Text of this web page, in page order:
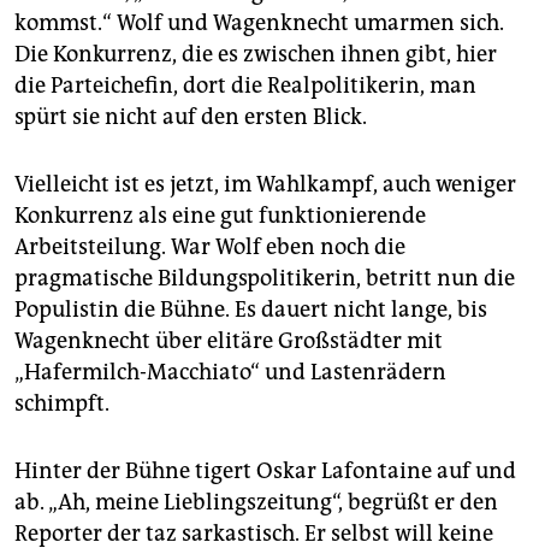
kommst.“ Wolf und Wagenknecht umarmen sich.
Die Konkurrenz, die es zwischen ihnen gibt, hier
die Parteichefin, dort die Realpolitikerin, man
spürt sie nicht auf den ersten Blick.
Vielleicht ist es jetzt, im Wahlkampf, auch weniger
Konkurrenz als eine gut funktionierende
Arbeitsteilung. War Wolf eben noch die
pragmatische Bildungspolitikerin, betritt nun die
Populistin die Bühne. Es dauert nicht lange, bis
Wagenknecht über elitäre Großstädter mit
„Hafermilch-Macchiato“ und Lastenrädern
schimpft.
Hinter der Bühne tigert Oskar Lafontaine auf und
ab. „Ah, meine Lieblingszeitung“, begrüßt er den
Reporter der taz sarkastisch. Er selbst will keine